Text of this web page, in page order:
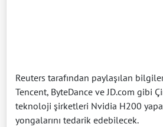
Reuters tarafından paylaşılan
Tencent, ByteDance ve JD.com gibi
teknoloji şirketleri Nvidia H200
yongalarını tedarik edebilecek.